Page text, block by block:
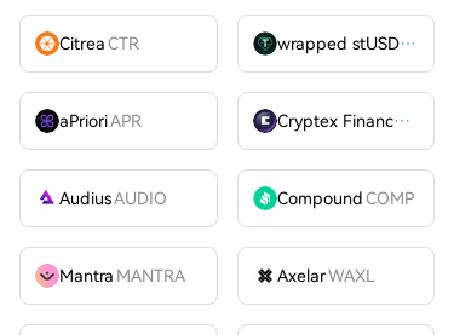
CitreaCTR wrapped stUSDT
aPrioriAPR Cryptex FinanceCTX
AudiusAUDIO CompoundCOMP
Mantra MANTRA AxelarWAXL